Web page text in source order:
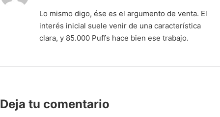
Lo mismo digo, ése es el argumento de venta. El
interés inicial suele venir de una característica
clara, y 85.000 Puffs hace bien ese trabajo.
Deja tu comentario